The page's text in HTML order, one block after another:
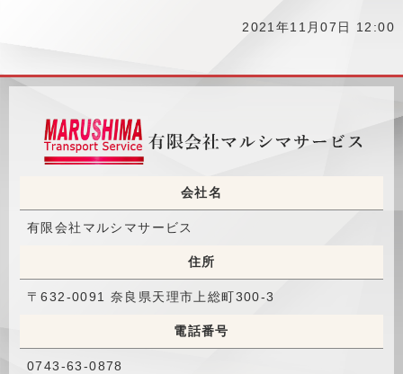
2021年11月07日 12:00
会社名
有限会社マルシマサービス
住所
〒632-0091 奈良県天理市上総町300-3
電話番号
0743-63-0878